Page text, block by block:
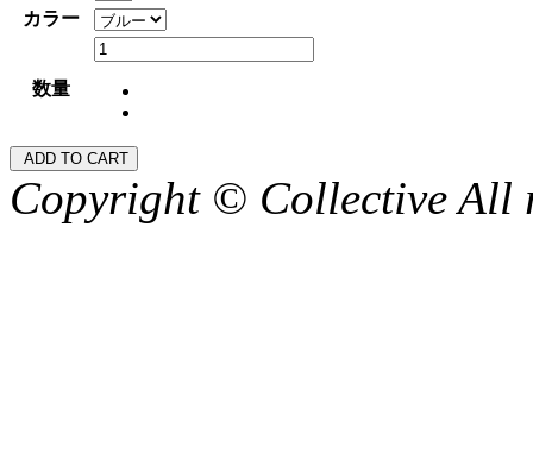
カラー
数量
Copyright © Collective All